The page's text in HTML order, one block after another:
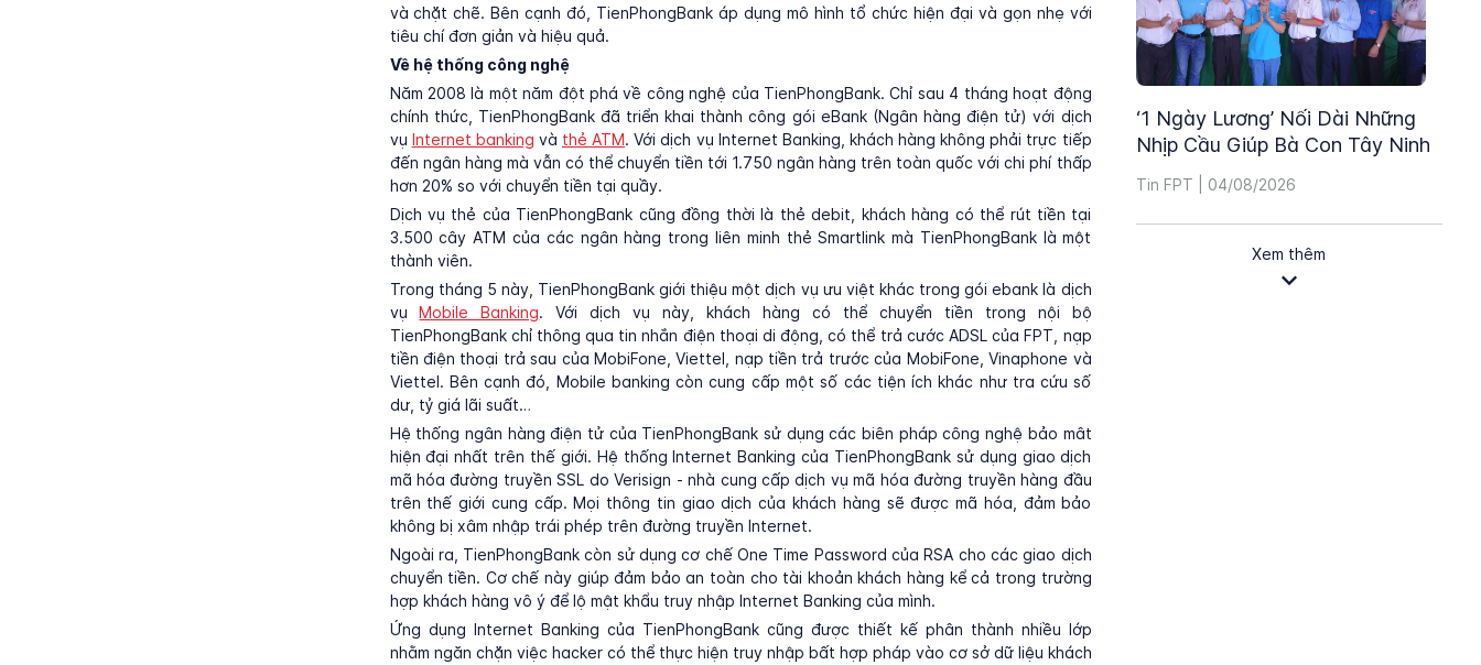
và chặt chẽ. Bên cạnh đó, TienPhongBank áp dụng mô hình tổ chức hiện đại và gọn nhẹ với
tiêu chí đơn giản và hiệu quả.
Về hệ thống công nghệ
Năm 2008 là một năm đột phá về công nghệ của TienPhongBank. Chỉ sau 4 tháng hoạt động
chính thức, TienPhongBank đã triển khai thành công gói eBank (Ngân hàng điện tử) với dịch
vụ Internet banking và thẻ ATM. Với dịch vụ Internet Banking, khách hàng không phải trực tiếp
đến ngân hàng mà vẫn có thể chuyển tiền tới 1.750 ngân hàng trên toàn quốc với chi phí thấp
hơn 20% so với chuyển tiền tại quầy.
Dịch vụ thẻ của TienPhongBank cũng đồng thời là thẻ debit, khách hàng có thể rút tiền tại
3.500 cây ATM của các ngân hàng trong liên minh thẻ Smartlink mà TienPhongBank là một
thành viên.
Trong tháng 5 này, TienPhongBank giới thiệu một dịch vụ ưu việt khác trong gói ebank là dịch
vụMobile Banking. Với dịch vụ này, khách hàng có thể chuyển tiền trong nội bộ
TienPhongBank chỉ thông qua tin nhắn điện thoại di động, có thể trả cước ADSL của FPT, nạp
tiền điện thoại trả sau của MobiFone, Viettel, nạp tiền trả trước của MobiFone, Vinaphone và
Viettel. Bên cạnh đó, Mobile banking còn cung cấp một số các tiện ích khác như tra cứu số
dư, tỷ giá lãi suất…
Hệ thống ngân hàng điện tử của TienPhongBank sử dụng các biên pháp công nghệ bảo mât
hiện đại nhất trên thế giới. Hệ thống Internet Banking của TienPhongBank sử dụng giao dịch
mã hóa đường truyền SSL do Verisign - nhà cung cấp dịch vụ mã hóa đường truyền hàng đầu
trên thế giới cung cấp. Mọi thông tin giao dịch của khách hàng sẽ được mã hóa, đảm bảo
không bị xâm nhập trái phép trên đường truyền Internet.
Ngoài ra, TienPhongBank còn sử dụng cơ chế One Time Password của RSA cho các giao dịch
chuyển tiền. Cơ chế này giúp đảm bảo an toàn cho tài khoản khách hàng kể cả trong trường
hợp khách hàng vô ý để lộ mật khẩu truy nhập Internet Banking của mình.
Ứng dụng Internet Banking của TienPhongBank cũng được thiết kế phân thành nhiều lớp
nhằm ngăn chặn việc hacker có thể thực hiện truy nhập bất hợp pháp vào cơ sở dữ liệu khách
‘1 Ngày Lương’ Nối Dài Những
Nhịp Cầu Giúp Bà Con Tây Ninh
Tin FPT | 04/08/2026
Xem thêm